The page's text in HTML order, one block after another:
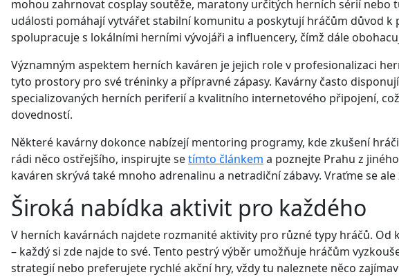
mohou zahrnovat cosplay soutěže, maratony určitých herních sérií
události pomáhají vytvářet stabilní komunitu a poskytují hráčům důvod k
spolupracuje s lokálními herními vývojáři a influencery, čímž dále
Významným aspektem herních kaváren je jejich role v profesionalizaci
tyto prostory pro své tréninky a přípravné zápasy. Kavárny často
specializovaných herních periferií a kvalitního internetového připojení,
dovedností.
Některé kavárny dokonce nabízejí mentoring programy, kde zkušení
rádi něco ostřejšího, inspirujte setímto článkem a poznejte Prahu z
kaváren skrývá také mnoho adrenalinu a netradiční zábavy. Vraťme se
Široká nabídka aktivit pro každého
V herních kavárnách najdete rozmanité aktivity pro různé typy hráčů.
– každý si zde najde to své. Tento pestrý výběr umožňuje hráčům
strategií nebo preferujete rychlé akční hry, vždy tu naleznete něco